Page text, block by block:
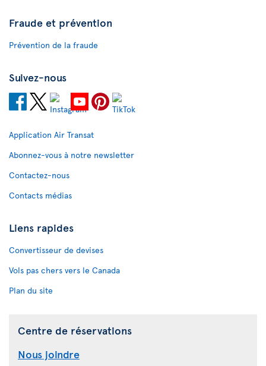
Fraude et prévention
Prévention de la fraude
Suivez-nous
Application Air Transat
Abonnez-vous à notre newsletter
Contactez-nous
Contacts médias
Liens rapides
Convertisseur de devises
Vols pas chers vers le Canada
Plan du site
Centre de réservations
Nous joindre